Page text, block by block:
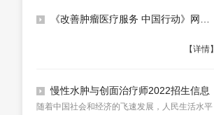
全科互联健康科技有限公司协办的中国老年保健
老年保健协会全科整体医疗健康专业委员会第六
《改善肿瘤医疗服务 中国行动》网络研讨会 区域肿瘤医疗中心建设专场
【详情】
慢性水肿与创面治疗师2022招生信息
随着中国社会和经济的飞速发展，人民生活水平